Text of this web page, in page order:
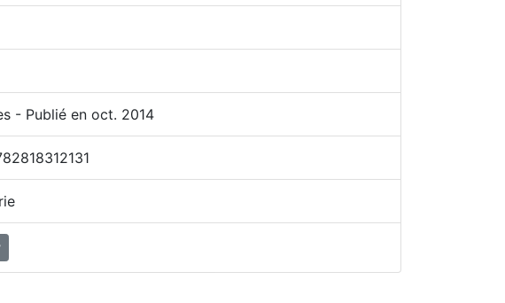
- Publié en oct. 2014